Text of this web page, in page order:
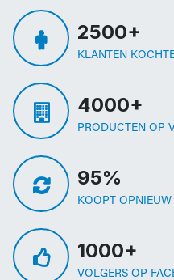
2500+
KLANTEN
4000+
PRODUCTEN OP
95%
KOOPT OPNIEUW
1000+
VOLGERS OP